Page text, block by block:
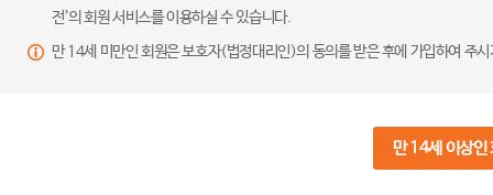
전’의 회원 서비스를 이용하실 수 있습니다.
만 14세 미만인 회원은 보호자(법정대리인)의 동의를 받은 후에 가입하여 주
만 14세 이상인